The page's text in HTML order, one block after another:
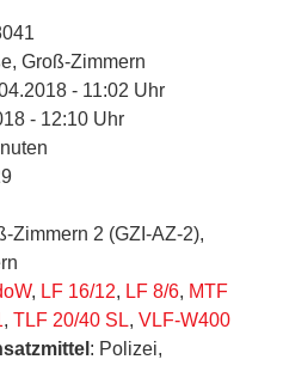
Groß-Zimmern
- 11:02 Uhr
- 12:10 Uhr
Zimmern 2 (GZI-AZ-2),
, LF 16/12, LF 8/6, MTF
, TLF 20/40 SL, VLF-W400
: Polizei,